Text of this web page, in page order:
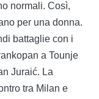
normali. Così,
per una donna.
battaglie con i
a Tounje
Juraić. La
tra Milan e